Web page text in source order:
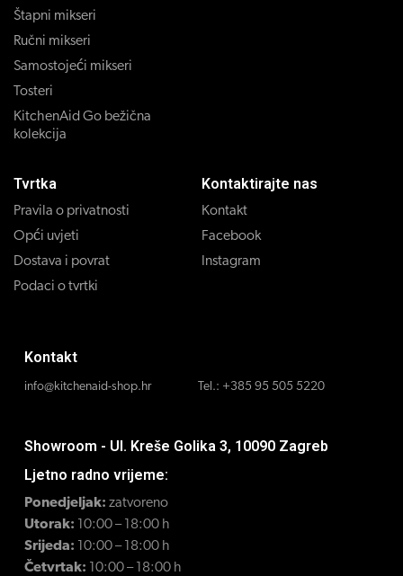
Štapni mikseri
Ručni mikseri
Samostojeći mikseri
Tosteri
KitchenAid Go bežična
kolekcija
Tvrtka
Pravila o privatnosti
Opći uvjeti
Dostava i povrat
Podaci o tvrtki
Kontaktirajte nas
Kontakt
Facebook
Instagram
Kontakt
info@kitchenaid-shop.hr Tel.: +385 95 505 5220
Showroom - Ul. Kreše Golika 3, 10090 Zagreb
Ljetno radno vrijeme:
Ponedjeljak: zatvoreno
Utorak: 10:00 – 18:00 h
Srijeda: 10:00 – 18:00 h
Četvrtak: 10:00 – 18:00 h